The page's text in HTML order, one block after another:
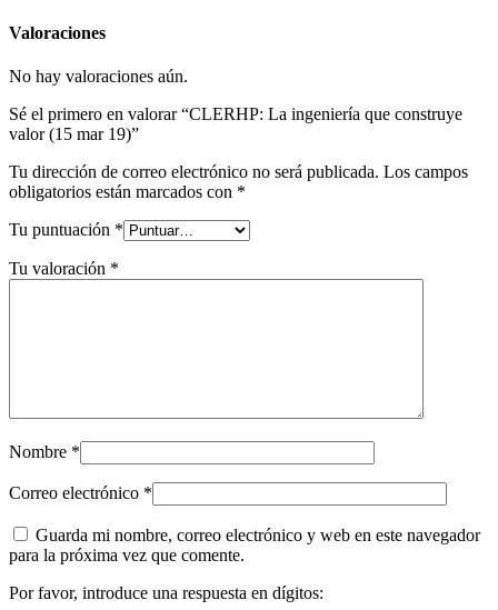
Valoraciones
No hay valoraciones aún.
Sé el primero en valorar “CLERHP: La ingeniería que construye
valor (15 mar 19)”
Tu dirección de correo electrónico no será publicada. Los campos
obligatorios están marcados con *
Tu puntuación *
Tu valoración *
Nombre *
Correo electrónico *
Guarda mi nombre, correo electrónico y web en este navegador
para la próxima vez que comente.
Por favor, introduce una respuesta en dígitos: